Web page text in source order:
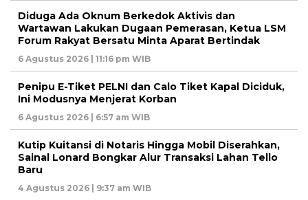
Diduga Ada Oknum Berkedok Aktivis dan
Wartawan Lakukan Dugaan Pemerasan, Ketua LSM
Forum Rakyat Bersatu Minta Aparat Bertindak
6 Agustus 2026 | 11:16 pm WIB
Penipu E-Tiket PELNI dan Calo Tiket Kapal Diciduk,
Ini Modusnya Menjerat Korban
6 Agustus 2026 | 6:57 am WIB
Kutip Kuitansi di Notaris Hingga Mobil Diserahkan,
Sainal Lonard Bongkar Alur Transaksi Lahan Tello
Baru
4 Agustus 2026 | 9:37 am WIB